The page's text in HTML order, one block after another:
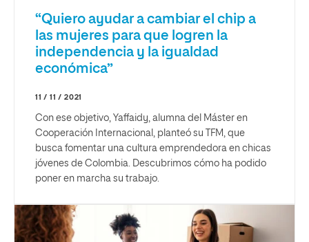
“Quiero ayudar a cambiar el chip a
las mujeres para que logren la
independencia y la igualdad
económica”
11 / 11 / 2021
Con ese objetivo, Yaffaidy, alumna del Máster en
Cooperación Internacional, planteó su TFM, que
busca fomentar una cultura emprendedora en chicas
jóvenes de Colombia. Descubrimos cómo ha podido
poner en marcha su trabajo.